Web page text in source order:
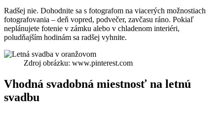
Radšej nie. Dohodnite sa s fotografom na viacerých možnostiach
fotografovania – deň vopred, podvečer, zavčasu ráno. Pokiaľ
neplánujete fotenie v zámku alebo v chladenom interiéri,
poludňajším hodinám sa radšej vyhnite.
Zdroj obrázku: www.pinterest.com
Vhodná svadobná miestnosť na letnú
svadbu